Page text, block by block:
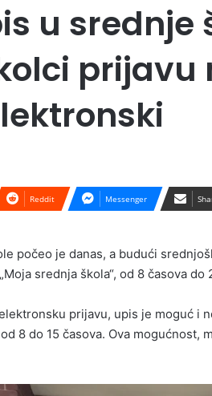
u srednje
prijavu
Reddit Messenger
počeo je danas, a budući
srednja škola“, od 8 časova do
prijavu, upis je moguć i
8 do 15 časova. Ova mogućnost,